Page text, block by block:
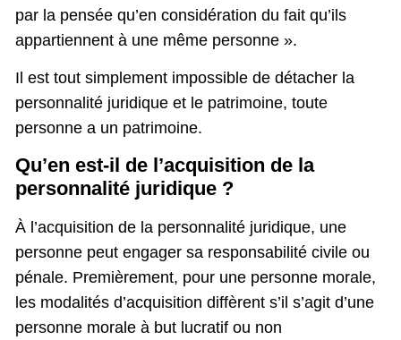
par la pensée qu’en considération du fait qu’ils
appartiennent à une même personne ».
Il est tout simplement impossible de détacher la
personnalité juridique et le patrimoine, toute
personne a un patrimoine.
Qu’en est-il de l’acquisition de la
personnalité juridique ?
À l’acquisition de la personnalité juridique, une
personne peut engager sa responsabilité civile ou
pénale. Premièrement, pour une personne morale,
les modalités d’acquisition diffèrent s’il s’agit d’une
personne morale à but lucratif ou non